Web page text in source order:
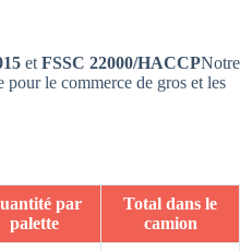
etFSSC 22000/HACCPNotre
le commerce de gros et les
par
palette
Total dans le
camion